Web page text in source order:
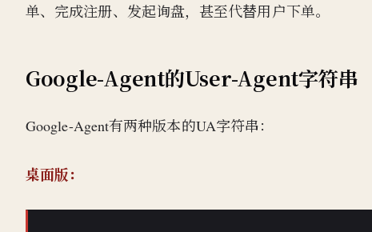
单、完成注册、发起询盘，甚至代替用户下单。
Google-Agent的User-Agent字符串
Google-Agent有两种版本的UA字符串：
桌面版：